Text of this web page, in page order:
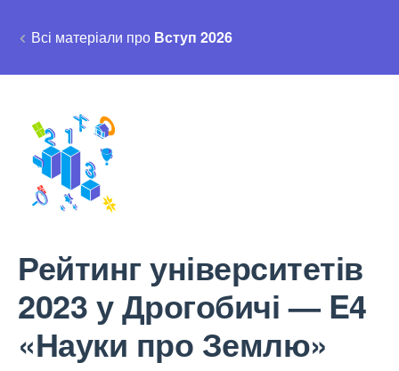
Всі матеріали про Вступ 2026
Рейтинг університетів
2023 у Дрогобичі — E4
«Науки про Землю»